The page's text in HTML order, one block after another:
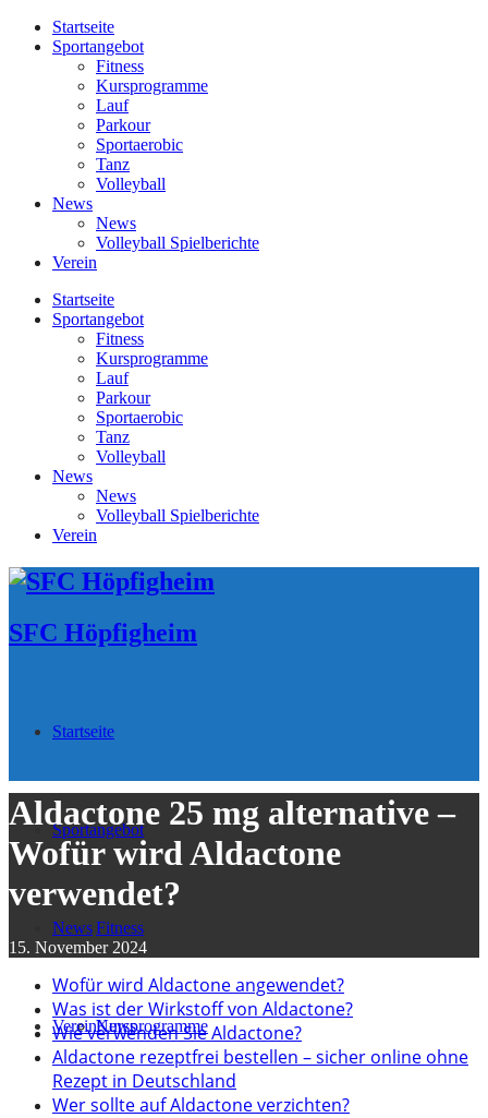
Startseite
Sportangebot
Fitness
Kursprogramme
Lauf
Parkour
Sportaerobic
Tanz
Volleyball
News
News
Volleyball Spielberichte
Verein
Startseite
Sportangebot
Fitness
Kursprogramme
Lauf
Parkour
Sportaerobic
Tanz
Volleyball
News
News
Volleyball Spielberichte
Verein
SFC Höpfigheim
Startseite
Sportangebot
Fitness
Kursprogramme
News
News
Verein
Aldactone 25 mg alternative –
Wofür wird Aldactone
verwendet?
15. November 2024
Wofür wird Aldactone angewendet?
Was ist der Wirkstoff von Aldactone?
Wie verwenden Sie Aldactone?
Aldactone rezeptfrei bestellen – sicher online ohne
Rezept in Deutschland
Wer sollte auf Aldactone verzichten?